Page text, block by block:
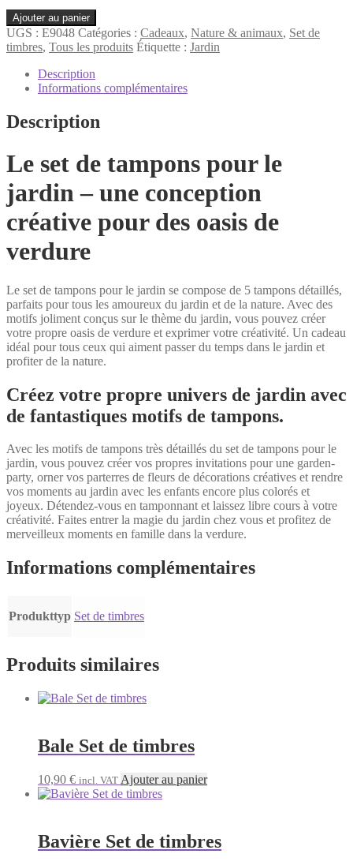
quantité
de
Jardin
timbres
Ajouter au panier
UGS : E9048 Catégories : Cadeaux, Nature & animaux, Set de
timbres, Tous les produits Étiquette : Jardin
Description
Informations complémentaires
Description
Le set de tampons pour le
jardin – une conception
créative pour des oasis de
verdure
Le set de tampons pour le jardin se compose de 5 tampons détaillés,
parfaits pour tous les amoureux du jardin et de la nature. Avec des
motifs joliment conçus sur le thème du jardin, vous pouvez créer
votre propre oasis de verdure et exprimer votre créativité. Un cadeau
idéal pour tous ceux qui aiment passer du temps dans le jardin et
profiter de la nature.
Créez votre propre univers de jardin avec
de fantastiques motifs de tampons.
Avec les motifs de tampons très détaillés du set de tampons pour le
jardin, vous pouvez créer vos propres invitations pour une garden-
party, orner vos parterres de fleurs de décorations créatives et rendre
vos moments au jardin avec les enfants encore plus colorés et
joyeux. Détendez-vous en tamponnant et laissez libre cours à votre
créativité. Faites entrer la magie du jardin chez vous et profitez de
merveilleux moments en famille dans la verdure.
Informations complémentaires
Produkttyp Set de timbres
Produits similaires
Bale Set de timbres
10,90 € incl. VAT Ajouter au panier
Bavière Set de timbres